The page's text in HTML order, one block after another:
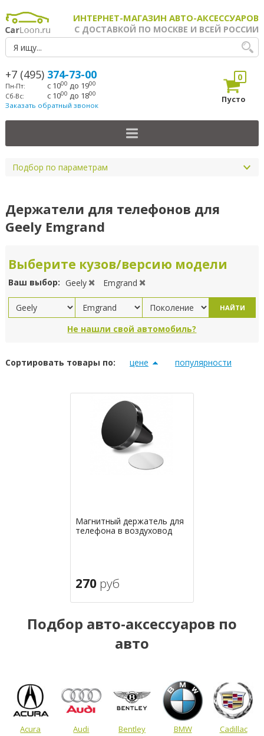
ИНТЕРНЕТ-МАГАЗИН АВТО-АКСЕССУАРОВ
С ДОСТАВКОЙ ПО МОСКВЕ И ВСЕЙ РОССИИ
+7 (495) 374-73-00
Пн-Пт: с 1000 до 1900
Сб-Вс: с 1000 до 1800
Заказать обратный звонок
0
Пусто
Подбор по параметрам
Держатели для телефонов для
Geely Emgrand
Выберите кузов/версию модели
Ваш выбор: Geely Emgrand
НАЙТИ
Не нашли свой автомобиль?
Сортировать товары по: цене популярности
Магнитный держатель для
телефона в воздуховод
270 руб
Подбор авто-аксессуаров по
авто
Acura Audi Bentley BMW Cadillac